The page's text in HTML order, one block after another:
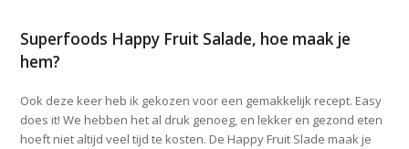
Superfoods Happy Fruit Salade, hoe maak je
hem?
Ook deze keer heb ik gekozen voor een gemakkelijk recept. Easy
does it! We hebben het al druk genoeg, en lekker en gezond eten
hoeft niet altijd veel tijd te kosten. De Happy Fruit Slade maak je